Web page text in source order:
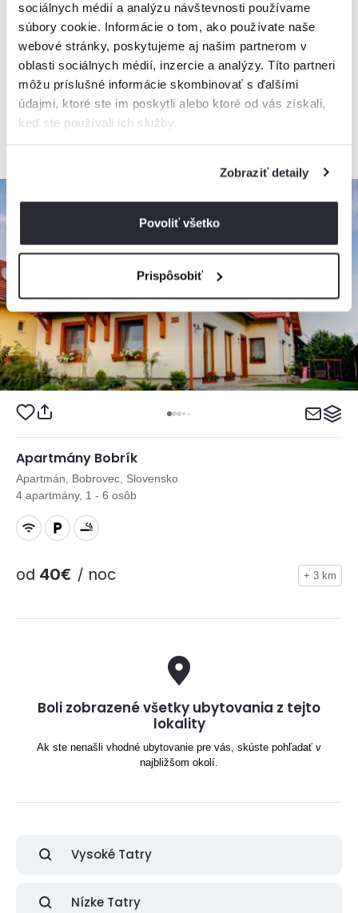
sociálnych médií a analýzu návštevnosti používame
súbory cookie. Informácie o tom, ako používate naše
webové stránky, poskytujeme aj našim partnerom v
oblasti sociálnych médií, inzercie a analýzy. Títo partneri
môžu príslušné informácie skombinovať s ďalšími
údajmi, ktoré ste im poskytli alebo ktoré od vás získali,
keď ste používali ich služby.
Zobraziť detaily
Povoliť všetko
Prispôsobiť
Chalets Minerália
Apartmán, Demänovská Dolina, Slovensko
8 apartmánov, 1 - 4 osoby, 51 - 65 m 2
200€
Apartmány Bobrík
Apartmán, Bobrovec, Slovensko
4 apartmány, 1 - 6 osôb
od 40€ / noc + 3 km
Boli zobrazené všetky ubytovania z tejto
lokality
Ak ste nenašli vhodné ubytovanie pre vás, skúste pohľadať v
najbližšom okolí.
Vysoké Tatry
Nízke Tatry